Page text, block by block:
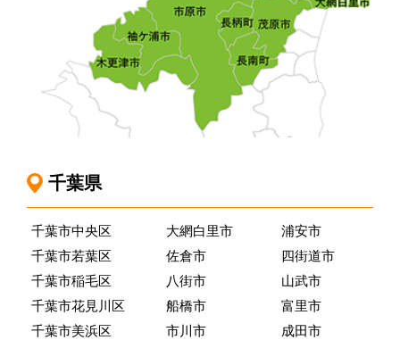
千葉県
千葉市中央区
千葉市若葉区
千葉市稲毛区
千葉市花見川区
千葉市美浜区
大網白里市
佐倉市
八街市
船橋市
市川市
浦安市
四街道市
山武市
富里市
成田市